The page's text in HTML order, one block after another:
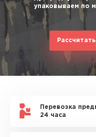
упаковываем по
Перевозка
24 часа